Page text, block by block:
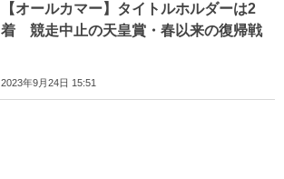
【オールカマー】タイトルホルダーは2
着 競走中止の天皇賞・春以来の復帰戦
2023年9月24日 15:51